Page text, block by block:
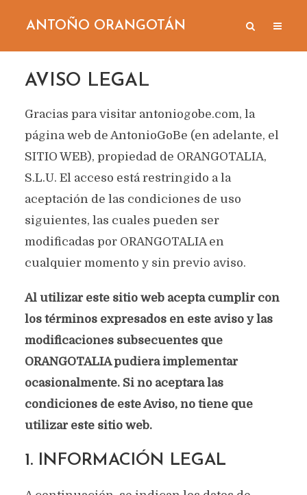
ANTOÑO ORANGOTÁN
AVISO LEGAL
Gracias para visitar antoniogobe.com, la
página web de AntonioGoBe (en adelante, el
SITIO WEB), propiedad de ORANGOTALIA,
S.L.U. El acceso está restringido a la
aceptación de las condiciones de uso
siguientes, las cuales pueden ser
modificadas por ORANGOTALIA en
cualquier momento y sin previo aviso.
Al utilizar este sitio web acepta cumplir con
los términos expresados en este aviso y las
modificaciones subsecuentes que
ORANGOTALIA pudiera implementar
ocasionalmente. Si no aceptara las
condiciones de este Aviso, no tiene que
utilizar este sitio web.
1. INFORMACIÓN LEGAL